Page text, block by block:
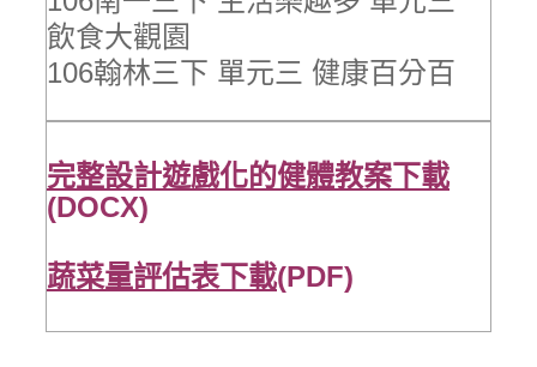
飲食大觀園
106翰林三下 單元三 健康百分百
完整設計遊戲化的健體教案下載
(DOCX)
蔬菜量評估表下載(PDF)